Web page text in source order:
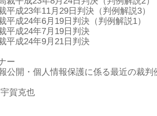
成23年11月29日判決（判例解説3）
成24年6月19日判決（判例解説1）
成24年7月19日判決
成24年9月21日判決
ー
公開・個人情報保護に係る最近の裁判
克也